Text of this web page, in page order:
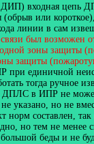
входная
или
линии в сам
был возможен
одной зоны защиты
защиты
единичной
тогда
в ИПР не
указано, но не
составлен,
но тем не менее
беды и не